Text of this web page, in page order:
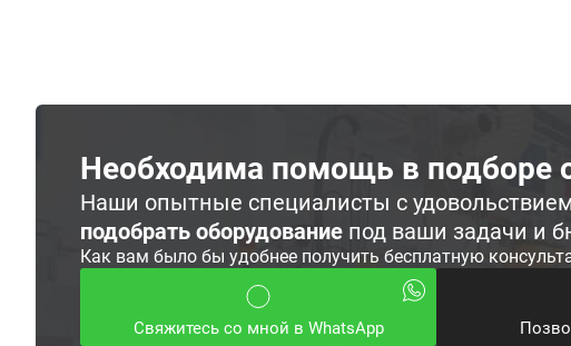
Необходима помощь в подборе
Наши опытные специалисты с
подобрать оборудование под ваши задачи и
Как вам было бы удобнее получить бесплатную
Свяжитесь со мной в WhatsApp